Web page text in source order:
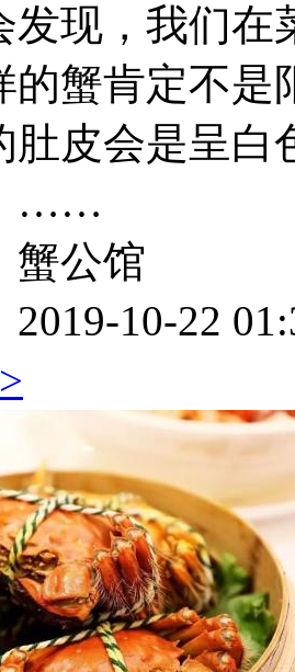
发现，我们在
的蟹肯定不是
肚皮会是呈白
……
蟹公馆
10-22